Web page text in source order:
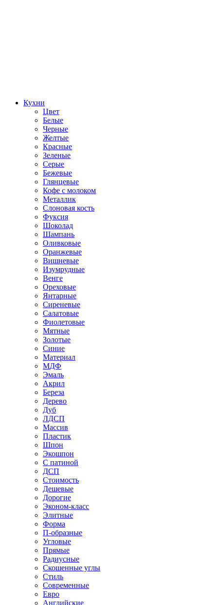
Кухни
Цвет
Белые
Черные
Желтые
Красные
Зеленые
Серые
Бежевые
Глянцевые
Кофе с молоком
Металлик
Слоновая кость
Фуксия
Шоколад
Шампань
Оливковые
Оранжевые
Вишневые
Изумрудные
Венге
Ореховые
Янтарные
Сиреневые
Салатовые
Фиолетовые
Мятные
Золотые
Синие
Материал
МДФ
Эмаль
Акрил
Береза
Дерево
Дуб
ЛДСП
Массив
Пластик
Шпон
Экошпон
С патиной
ДСП
Стоимость
Дешевые
Дорогие
Эконом-класс
Элитные
Форма
П-образные
Угловые
Прямые
Радиусные
Скошенные углы
Стиль
Современные
Евро
Английские